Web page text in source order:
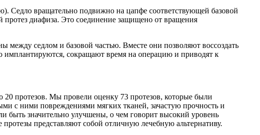
Седло вращательно подвижно на цапфе соответствующей базовой
протез диафиза. Это соединение защищено от вращения
седлом и базовой частью. Вместе они позволяют воссоздать
имплантируются, сокращают время на операцию и приводят к
20 протезов. Мы провели оценку 73 протезов, которые были
с ними повреждениями мягких тканей, зачастую прочность и
быть значительно улучшены, о чем говорит высокий уровень
представляют собой отличную лечебную альтернативу.